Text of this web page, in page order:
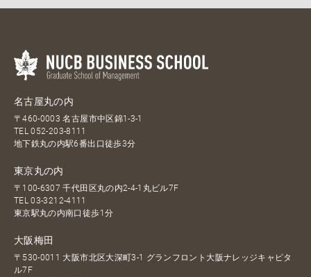
名古屋丸の内
〒460-0003 名古屋市中区錦1-3-1
TEL052-203-8111
地下鉄丸の内駅6番出口徒歩3分
東京丸の内
〒100-6307 千代田区丸の内2-4-1丸ビル7F
TEL03-3212-4111
東京駅丸の内南口徒歩1分
大阪梅田
〒530-0011 大阪市北区大深町3-1 グランフロント大阪ナレッジキャピタ
ル7F